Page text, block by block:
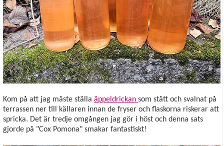
Kom på att jag måste ställa äppeldrickan som stått och svalnat på
terrassen ner till källaren innan de fryser och flaskorna riskerar att
spricka. Det är tredje omgången jag gör i höst och denna sats
gjorde på "Cox Pomona" smakar fantastiskt!